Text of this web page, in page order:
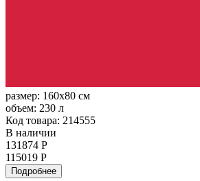
размер: 160x80 см
объем: 230 л
Код товара: 214555
В наличии
131874 Р
115019 Р
Подробнее